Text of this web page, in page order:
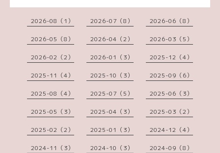
2026-08（1） 2026-07（8） 2026-06（8）
2026-05（8） 2026-04（2） 2026-03（5）
2026-02（2） 2026-01（3） 2025-12（4）
2025-11（4） 2025-10（3） 2025-09（6）
2025-08（4） 2025-07（5） 2025-06（3）
2025-05（3） 2025-04（3） 2025-03（2）
2025-02（2） 2025-01（3） 2024-12（4）
2024-11（3） 2024-10（3） 2024-09（8）